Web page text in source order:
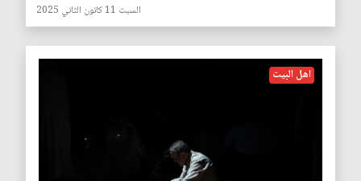
السبت 11 كانون الثاني 2025
اهل البيت